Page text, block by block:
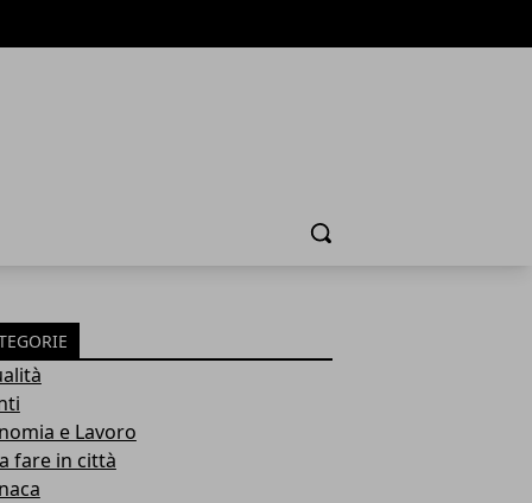
Cerca
e Lavoro
fare in città